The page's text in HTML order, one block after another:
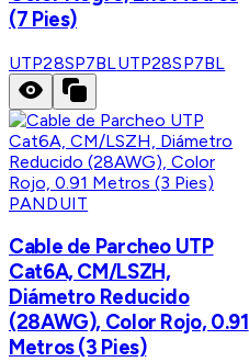
(7 Pies)
UTP28SP7BLUTP28SP7BL
PANDUIT
Cable de Parcheo UTP
Cat6A, CM/LSZH,
Diámetro Reducido
(28AWG), Color Rojo, 0.91
Metros (3 Pies)